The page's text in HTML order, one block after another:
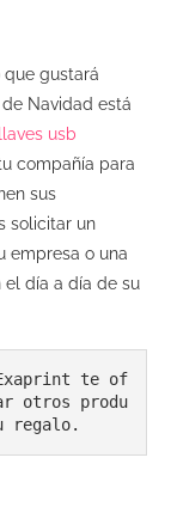
gustará
Navidad está
llaves usb
compañía para
sus
solicitar un
empresa o una
día a día de su
te of
otros produ
regalo.